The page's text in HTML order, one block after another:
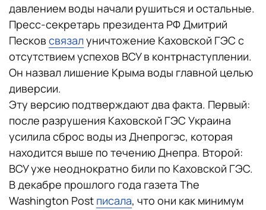
давлением воды начали рушиться и остальные.
Пресс-секретарь президента РФ Дмитрий
Песков связалуничтожение Каховской ГЭС с
отсутствием успехов ВСУ в контрнаступлении.
Он назвал лишение Крыма воды главной целью
диверсии.
Эту версию подтверждают два факта. Первый:
после разрушения Каховской ГЭС Украина
усилила сброс воды из Днепрогэс, которая
находится выше по течению Днепра. Второй:
ВСУ уже неоднократно били по Каховской ГЭС.
В декабре прошлого года газета The
Washington Post писала, что они как минимум